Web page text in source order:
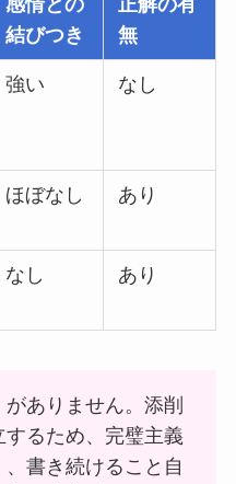
結びつき
無
強い なし
ほぼなし あり
なし あり
ありません。添削
するため、完璧主義
書き続けること自